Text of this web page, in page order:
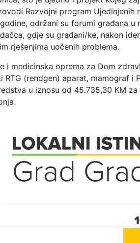
Razvojni program Ujedinjenih
održani su forumi građana u
gdje su građani/ke, nakon
rješenjima uočenih problema.
i medicinska oprema za Dom
RTG (rendgen) aparat, mamograf i
u iznosu od 45.735,30 KM za